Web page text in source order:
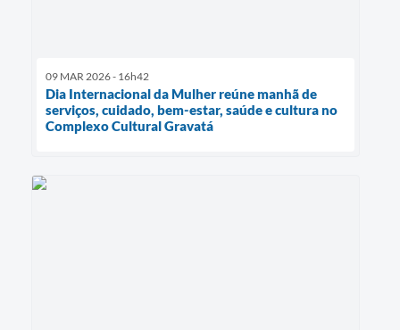
09 MAR 2026 - 16h42
Dia Internacional da Mulher reúne manhã de
serviços, cuidado, bem-estar, saúde e cultura no
Complexo Cultural Gravatá